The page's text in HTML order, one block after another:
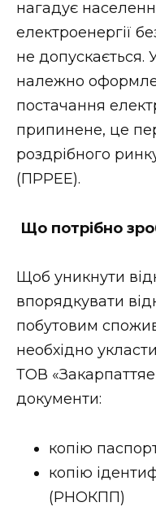
Втрачений
НОВИНИ
ФОТО
ВІДЕО
нагадує
електроенергії
не допускається.
належно
постачання
припинене, це
роздрібного
(ПРРЕЕ).
Що потрібно
Щоб уникнути
впорядкувати
побутовим
необхідно
ТОВ
документи:
копію
копію
(РНОКПП)